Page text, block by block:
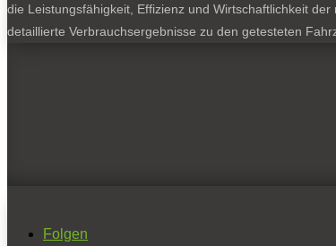
die Leistungsfähigkeit, Effizienz und Wirtschaftlichkeit
detaillierte Verbrauchsergebnisse zu den getesteten
Folgen